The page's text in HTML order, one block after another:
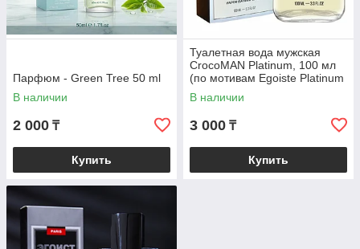
Парфюм - Green Tree 50 ml
В наличии
2 000 ₸
Купить
Туалетная вода мужская
CrocoMAN Platinum, 100 мл
(по мотивам Egoiste Platinum
(Chanel)
В наличии
3 000 ₸
Купить